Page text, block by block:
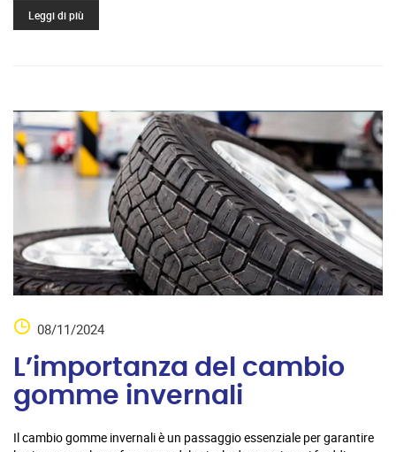
Leggi di più
08/11/2024
L’importanza del cambio
gomme invernali
Il cambio gomme invernali è un passaggio essenziale per garantire